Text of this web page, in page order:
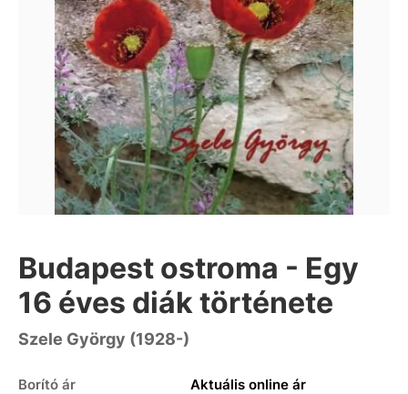
Budapest ostroma - Egy
16 éves diák története
Szele György (1928-)
Borító ár Aktuális online ár